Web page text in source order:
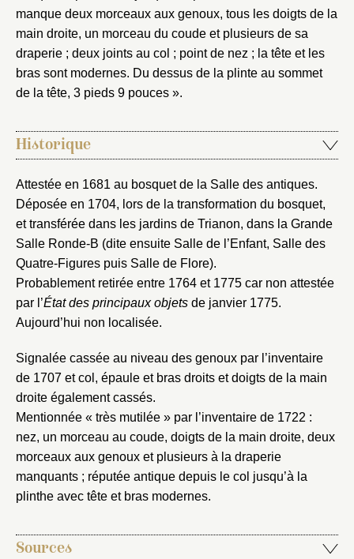
manque deux morceaux aux genoux, tous les doigts de la
main droite, un morceau du coude et plusieurs de sa
draperie ; deux joints au col ; point de nez ; la tête et les
bras sont modernes. Du dessus de la plinte au sommet
de la tête, 3 pieds 9 pouces ».
Historique
Attestée en 1681 au bosquet de la Salle des antiques.
Déposée en 1704, lors de la transformation du bosquet,
et transférée dans les jardins de Trianon, dans la Grande
Salle Ronde-B (dite ensuite Salle de l’Enfant, Salle des
Quatre-Figures puis Salle de Flore).
Probablement retirée entre 1764 et 1775 car non attestée
par l’État des principaux objets de janvier 1775.
Aujourd’hui non localisée.
Signalée cassée au niveau des genoux par l’inventaire
de 1707 et col, épaule et bras droits et doigts de la main
droite également cassés.
Mentionnée « très mutilée » par l’inventaire de 1722 :
nez, un morceau au coude, doigts de la main droite, deux
morceaux aux genoux et plusieurs à la draperie
manquants ; réputée antique depuis le col jusqu’à la
plinthe avec tête et bras modernes.
Sources
Nom du dossier
Valider
Nouveau dossier
Créer et ajouter
Courriel
Mot de passe
Envoyer
Vous n'êtes pas encore inscrit ?Créer un compte
Vous avez oublié votre mot de passe ?Cliquez ici